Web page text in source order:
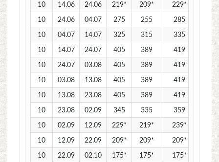
10
14.06 24.06 219* 209* 229*
10
24.06 04.07 275 255 285
10
04.07 14.07 325 315 335
10
14.07 24.07 405 389 419
10
24.07 03.08 405 389 419
10
03.08 13.08 405 389 419
10
13.08 23.08 405 389 419
10
23.08 02.09 345 335 359
10
02.09 12.09 229* 219* 239*
10
12.09 22.09 209* 209* 209*
10
22.09 02.10 175* 175* 175*